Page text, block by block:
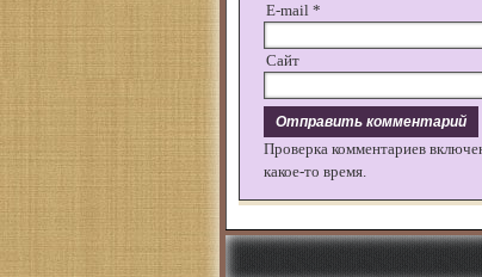
E-mail *
Сайт
Проверка комментариев
какое-то время.